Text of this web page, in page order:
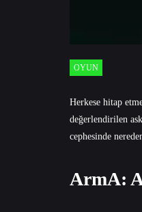
OYUN
Herkese hitap
değerlendirilen
cephesinde
ArmA: